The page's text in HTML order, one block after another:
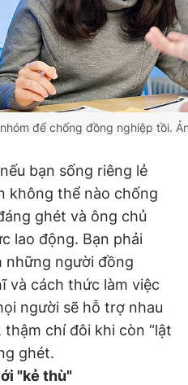
để chống đồng nghiệp tồi.
bạn sống riêng lẻ
không thể nào chống
ghét và ông chủ
lao động. Bạn phải
những người đồng
và cách thức làm việc
người sẽ hỗ trợ nhau
chí đôi khi còn “lật
ghét.
"kẻ thù"